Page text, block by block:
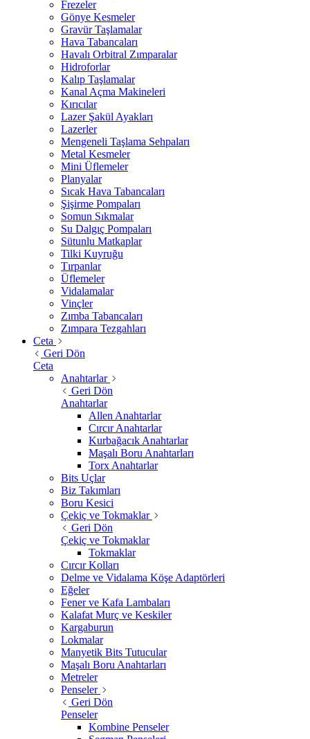
Frezeler
Gönye Kesmeler
Gravür Taşlamalar
Hava Tabancaları
Havalı Orbitral Zımparalar
Hidroforlar
Kalıp Taşlamalar
Kanal Açma Makineleri
Kırıcılar
Lazer Şakül Ayakları
Lazerler
Mengeneli Taşlama Sehpaları
Metal Kesmeler
Mini Üflemeler
Planyalar
Sıcak Hava Tabancaları
Şişirme Pompaları
Somun Sıkmalar
Su Dalgıç Pompaları
Sütunlu Matkaplar
Tilki Kuyruğu
Tırpanlar
Üflemeler
Vidalamalar
Vinçler
Zımba Tabancaları
Zımpara Tezgahları
Ceta
Geri Dön
Ceta
Anahtarlar
Geri Dön
Anahtarlar
Allen Anahtarlar
Cırcır Anahtarlar
Kurbağacık Anahtarlar
Maşalı Boru Anahtarları
Torx Anahtarlar
Bits Uçlar
Biz Takımları
Boru Kesici
Çekiç ve Tokmaklar
Geri Dön
Çekiç ve Tokmaklar
Tokmaklar
Cırcır Kolları
Delme ve Vidalama Köşe Adaptörleri
Eğeler
Fener ve Kafa Lambaları
Kalafat Murç ve Keskiler
Kargaburun
Lokmalar
Manyetik Bits Tutucular
Maşalı Boru Anahtarları
Metreler
Penseler
Geri Dön
Penseler
Kombine Penseler